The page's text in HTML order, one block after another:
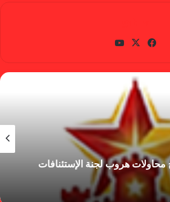
في
وك
X
هروب لجنة الإستئنافات